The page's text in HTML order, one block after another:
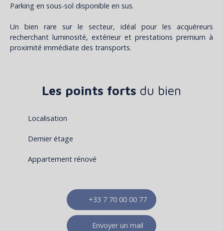
Parking en sous-sol disponible en sus.
Un bien rare sur le secteur, idéal pour les acquéreurs
recherchant luminosité, extérieur et prestations premium à
proximité immédiate des transports.
Les points forts du bien
Localisation
Dernier étage
Appartement rénové
+33 7 70 00 00 77
Envoyer un mail